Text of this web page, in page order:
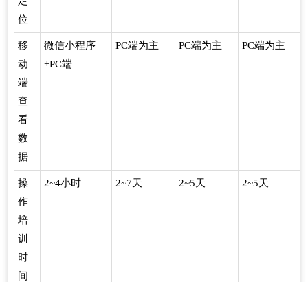
位
移
动
端
查
看
数
据
微信小程序
+PC端
PC端为主 PC端为主 PC端为主
操
作
培
训
时
间
2~4小时 2~7天 2~5天 2~5天